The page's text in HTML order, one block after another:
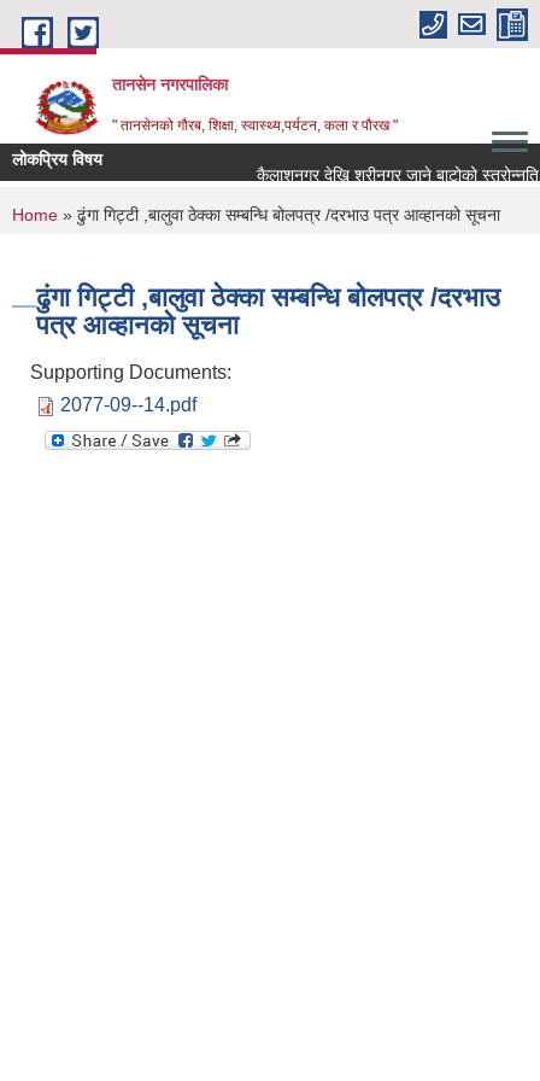
Skip to main content
तानसेन नगरपालिका
" तानसेनको गौरब, शिक्षा, स्वास्थ्य,पर्यटन, कला र पौरख "
लोकप्रिय विषय
You are here
Home » ढुंगा गिट्टी ,बालुवा ठेक्का सम्बन्धि बोलपत्र /दरभाउ पत्र आव्हानको सूचना
ढुंगा गिट्टी ,बालुवा ठेक्का सम्बन्धि बोलपत्र /दरभाउ
पत्र आव्हानको सूचना
Supporting Documents:
2077-09--14.pdf